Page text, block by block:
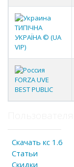
ТИПІЧНА
УКРАЇНА © (UA
VIP)
FORZA UVE
BEST PUBLIC
Скачать кс 1.6
Статьи
Скидки